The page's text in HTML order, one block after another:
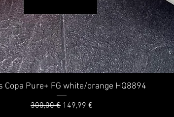
Schnellansicht
Copa Pure+ FG white/orange HQ8894
Standardpreis
300,00 € Sale-Preis
149,99 €